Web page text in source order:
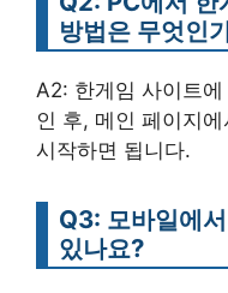
방법은 무엇인
A2: 한게임 사이트
인 후, 메인 페이지에
시작하면 됩니다.
Q3: 모바일에
있나요?